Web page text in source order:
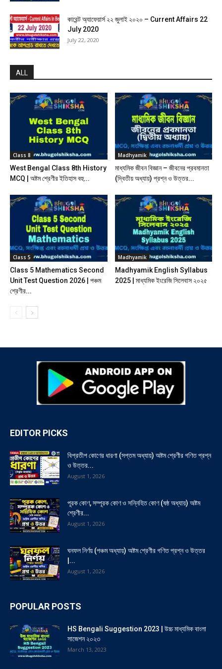
কারেন্ট অ্যাফেয়ার্স ২২ জুলাই ২০২০ – Current Affairs 22
July 2020
July 22, 2020
ALL
Class 8
West Bengal Class 8th History
MCQ | অষ্টম শ্রেণীর ইতিহাস বহু...
Madhyamik
মাধ্যমিক জীবন বিজ্ঞান – জীবনের প্রবমানতা
(দ্বিতীয় অধ্যায়) প্রশ্ন ও উত্তর...
Class 5
Class 5 Mathematics Second
Unit Test Question 2026 | পঞ্চম
শ্রেণীর...
Madhyamik
Madhyamik English Syllabus
2025 | মাধ্যমিক ইংরেজি সিলেবাস ২০২৫
EDITOR PICKS
বিপ্রতীপ কোণের ধারণা (সপ্তম অধ্যায়) অষ্টম শ্রেণীর গণিত প্রশ্ন
ও উত্তর...
August 1, 2026
পূরক কোণ, সম্পূরক কোণ ও সন্নিহিত কোণ (ষষ্ঠ অধ্যায়) অষ্টম
শ্রেণীর...
August 1, 2026
ঘনফল নির্ণয় (পঞ্চম অধ্যায়) অষ্টম শ্রেণীর গণিত প্রশ্ন ও উত্তর
|...
August 1, 2026
POPULAR POSTS
HS Bengali Suggestion 2023 | উচ্চ মাধ্যমিক বাংলা
সাজেশন ২০২৩
March 13, 2023